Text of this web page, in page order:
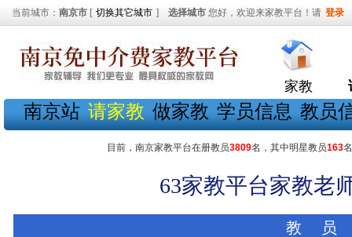
当前城市： 南京市 [ 切换其它城市 ] 选择城市 您好，欢迎来家教平台！请 登录
家教
南京站 请家教 做家教 学员信息 教员
目前，南京家教平台在册教员3809名，其中明星教员163
63家教平台家教老
教 员